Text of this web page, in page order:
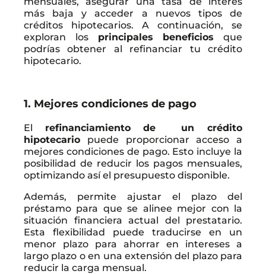
más baja y acceder a nuevos tipos de
créditos hipotecarios. A continuación, se
exploran los principales beneficios que
podrías obtener al refinanciar tu crédito
hipotecario.
1. Mejores condiciones de pago
El refinanciamiento de un crédito
hipotecario puede proporcionar acceso a
mejores condiciones de pago. Esto incluye la
posibilidad de reducir los pagos mensuales,
optimizando así el presupuesto disponible.
Además, permite ajustar el plazo del
préstamo para que se alinee mejor con la
situación financiera actual del prestatario.
Esta flexibilidad puede traducirse en un
menor plazo para ahorrar en intereses a
largo plazo o en una extensión del plazo para
reducir la carga mensual.